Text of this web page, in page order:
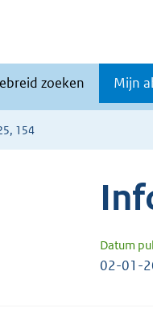
zoeken Mijn
154
Datum
02-01-